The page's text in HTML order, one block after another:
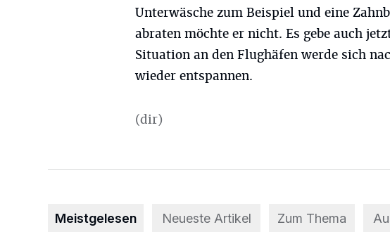
Unterwäsche zum Beispiel und eine
abraten möchte er nicht. Es gebe auch
Situation an den Flughäfen werde sich
wieder entspannen.
(dir)
Meistgelesen Neueste Artikel Zum Thema